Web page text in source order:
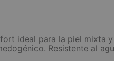
ideal para la piel mixta
Resistente al